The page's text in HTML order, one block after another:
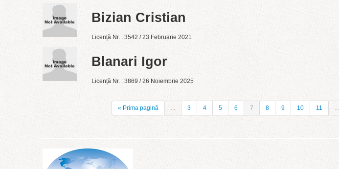
Bizian Cristian
Licență Nr. : 3542 / 23 Februarie 2021
Blanari Igor
Licență Nr. : 3869 / 26 Noiembrie 2025
« Prima pagină ... 3 4 5 6 7 8 9 10 11 ...